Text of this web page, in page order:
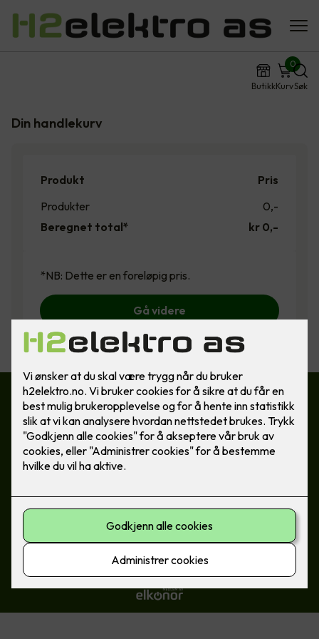
ButikkKurv
0
Søk
Din handlekurv
Produkt
Pris
Produkter
0,-
Beregnet total*
kr 0,-
*NB: Dette er en foreløpig pris.
Gå videre
Kontakt oss
400 76 606
post@h2elektro.no
Org.no 912 566 625